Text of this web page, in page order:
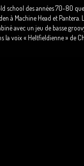
school des années 70-80
à Machine Head et
avec un jeu de basse
la voix « Heltfieldienne » de